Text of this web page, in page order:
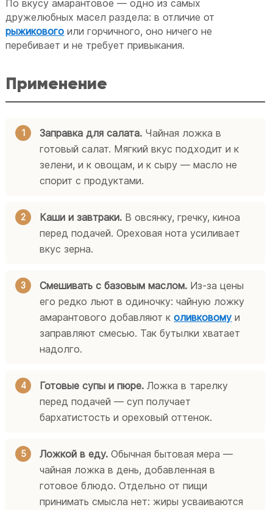
По вкусу амарантовое — одно из самых
дружелюбных масел раздела: в отличие от
рыжикового или горчичного, оно ничего не
перебивает и не требует привыкания.
Применение
Заправка для салата. Чайная ложка в
готовый салат. Мягкий вкус подходит и к
зелени, и к овощам, и к сыру — масло не
спорит с продуктами.
Каши и завтраки. В овсянку, гречку, киноа
перед подачей. Ореховая нота усиливает
вкус зерна.
Смешивать с базовым маслом. Из-за цены
его редко льют в одиночку: чайную ложку
амарантового добавляют коливковому и
заправляют смесью. Так бутылки хватает
надолго.
Готовые супы и пюре. Ложка в тарелку
перед подачей — суп получает
бархатистость и ореховый оттенок.
Ложкой в еду. Обычная бытовая мера —
чайная ложка в день, добавленная в
готовое блюдо. Отдельно от пищи
принимать смысла нет: жиры усваиваются